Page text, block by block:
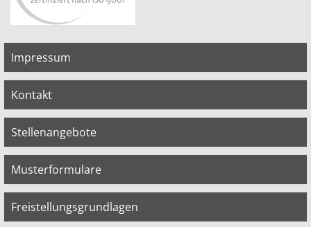
Impressum
Kontakt
Stellenangebote
Musterformulare
Freistellungsgrundlagen